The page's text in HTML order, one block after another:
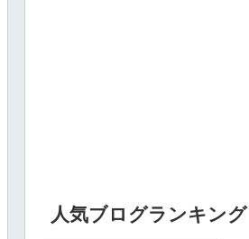
人気ブログランキング